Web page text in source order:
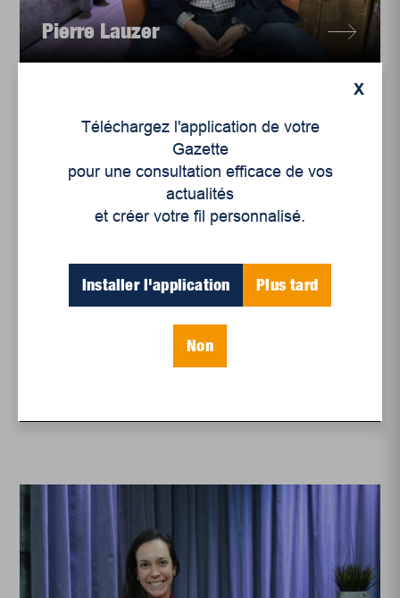
Pierre Lauzer
Victor-Olivier Hamel
X
Téléchargez l'application de votre
Gazette
pour une consultation efficace de vos
actualités
et créer votre fil personnalisé.
Installer l'application Plus tard
Non